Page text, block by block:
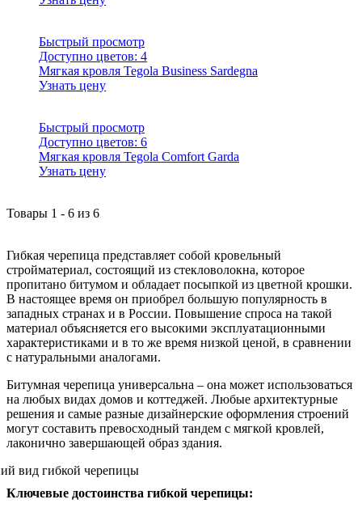
Быстрый просмотр
Доступно цветов: 4
Мягкая кровля Tegola Business Sardegna
Узнать цену
Быстрый просмотр
Доступно цветов: 6
Мягкая кровля Tegola Comfort Garda
Узнать цену
Товары 1 - 6 из 6
Гибкая черепица представляет собой кровельный
стройматериал, состоящий из стекловолокна, которое
пропитано битумом и обладает посыпкой из цветной крошки.
В настоящее время он приобрел большую популярность в
западных странах и в России. Повышение спроса на такой
материал объясняется его высокими эксплуатационными
характеристиками и в то же время низкой ценой, в сравнении
с натуральными аналогами.
Битумная черепица универсальна – она может использоваться
на любых видах домов и коттеджей. Любые архитектурные
решения и самые разные дизайнерские оформления строений
могут составить превосходный тандем с мягкой кровлей,
лаконично завершающей образ здания.
Ключевые достоинства гибкой черепицы: